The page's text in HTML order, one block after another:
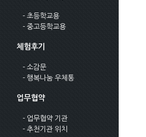
- 초등학교용
- 중고등학교용
체험후기
- 소감문
- 행복나눔 우체통
업무협약
- 업무협약 기관
- 추천기관 위치